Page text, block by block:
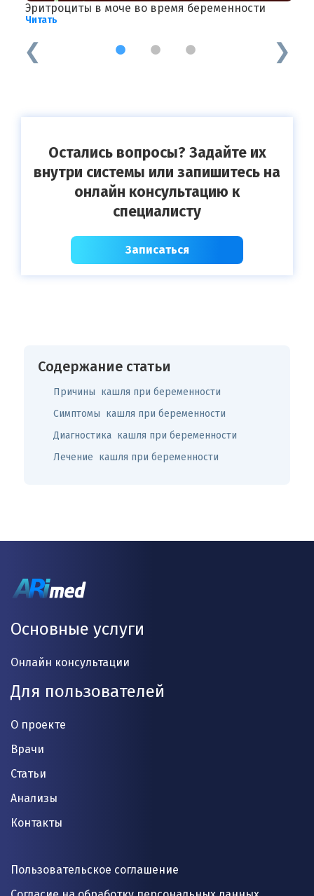
Эритроциты в моче во время беременности
Читать
1 2 3
Остались вопросы? Задайте их
внутри системы или запишитесь на
онлайн консультацию к
специалисту
Записаться
Содержание статьи
Причины кашля при беременности
Симптомы кашля при беременности
Диагностика кашля при беременности
Лечение кашля при беременности
Основные услуги
Онлайн консультации
Для пользователей
О проекте
Врачи
Статьи
Анализы
Контакты
Пользовательское соглашение